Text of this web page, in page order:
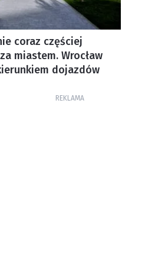
coraz częściej
miastem. Wrocław
dojazdów
REKLAMA